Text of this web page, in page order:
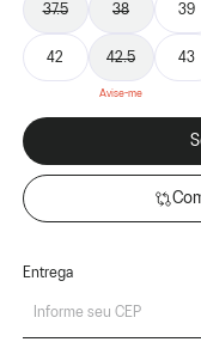
37.5 38 39
42 42.5 43
Entrega